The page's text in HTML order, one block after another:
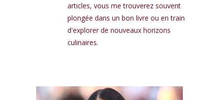
articles, vous me trouverez souvent
plongée dans un bon livre ou en train
d'explorer de nouveaux horizons
culinaires.